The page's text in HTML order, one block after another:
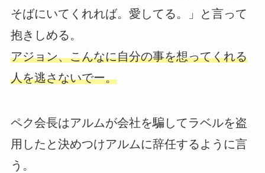
そばにいてくれれば。愛してる。」と言って
抱きしめる。
アジョン、こんなに自分の事を想ってくれる
人を逃さないでー。
ペク会長はアルムが会社を騙してラベルを盗
用したと決めつけアルムに辞任するように言
う。